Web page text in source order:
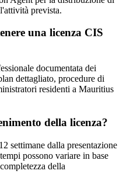
prevista.
una licenza CIS
documentata dei
dettagliato, procedure di
residenti a Mauritius
della licenza?
settimane dalla presentazione
possono variare in base
della